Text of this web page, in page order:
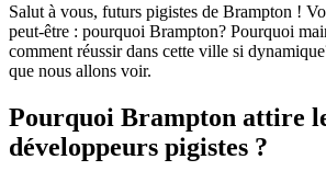
Salut à vous, futurs pigistes de Brampton !
peut-être : pourquoi Brampton? Pourquoi
comment réussir dans cette ville si
que nous allons voir.
Pourquoi Brampton attire
développeurs pigistes ?